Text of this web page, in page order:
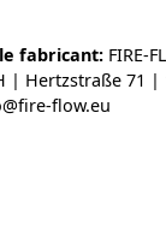
fabricant: FIRE-
| Hertzstraße 71 |
flow.eu